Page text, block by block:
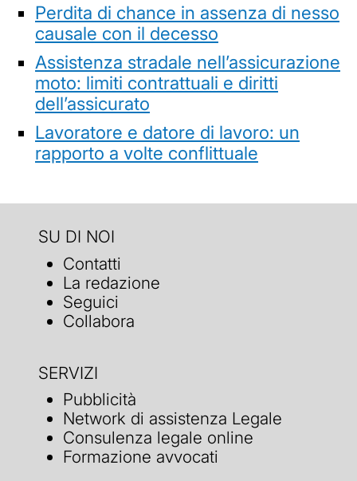
Perdita di chance in assenza di nesso
causale con il decesso
Assistenza stradale nell’assicurazione
moto: limiti contrattuali e diritti
dell’assicurato
Lavoratore e datore di lavoro: un
rapporto a volte conflittuale
SU DI NOI
Contatti
La redazione
Seguici
Collabora
SERVIZI
Pubblicità
Network di assistenza Legale
Consulenza legale online
Formazione avvocati